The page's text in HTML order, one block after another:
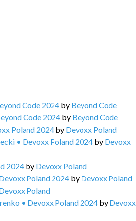
Code 2024 by Beyond Code
Code 2024 by Beyond Code
Poland 2024 by Devoxx Poland
• Devoxx Poland 2024 by Devoxx
2024 by Devoxx Poland
Poland 2024 by Devoxx Poland
Devoxx Poland
• Devoxx Poland 2024 by Devoxx